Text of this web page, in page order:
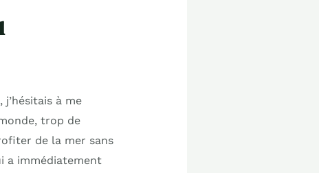
à me
trop de
de la mer sans
a immédiatement